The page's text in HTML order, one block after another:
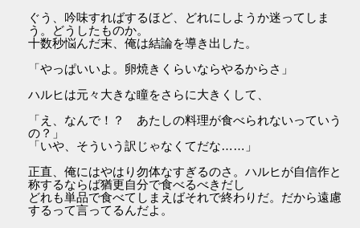
ぐう、吟味すればするほど、どれにしようか迷ってしま
う。どうしたものか。
十数秒悩んだ末、俺は結論を導き出した。
「やっぱいいよ。卵焼きくらいならやるからさ」
ハルヒは元々大きな瞳をさらに大きくして、
「え、なんで！？ あたしの料理が食べられないっていう
の？」
「いや、そういう訳じゃなくてだな……」
正直、俺にはやはり勿体なすぎるのさ。ハルヒが自信作と
称するならば猶更自分で食べるべきだし
どれも単品で食べてしまえばそれで終わりだ。だから遠慮
するって言ってるんだよ。